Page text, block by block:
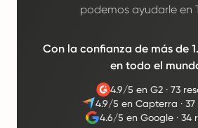
podemos ayudarle en
Con la confianza de más de
en todo el
4.9/5 en G2 ·73
4.9/5 en Capterra ·
4.6/5 en Google· 34